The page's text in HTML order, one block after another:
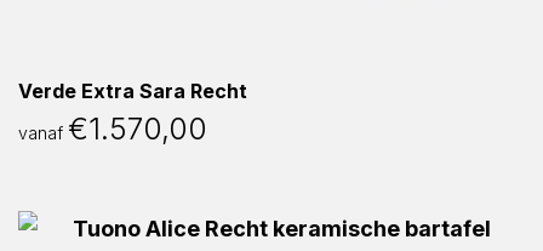
Verde Extra Sara Recht
vanaf €1.570,00